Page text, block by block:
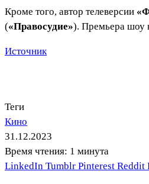
Кроме того, автор телеверсии
(«Правосудие»). Премьера шоу
Источник
Теги
Кино
31.12.2023
Время чтения: 1 минута
LinkedIn Tumblr Pinterest Reddit